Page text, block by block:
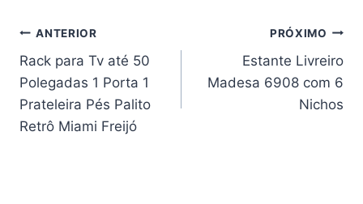
Navegação
de
Post
ANTERIOR
Rack para Tv até 50
Polegadas 1 Porta 1
Prateleira Pés Palito
Retrô Miami Freijó
PRÓXIMO
Estante Livreiro
Madesa 6908 com 6
Nichos